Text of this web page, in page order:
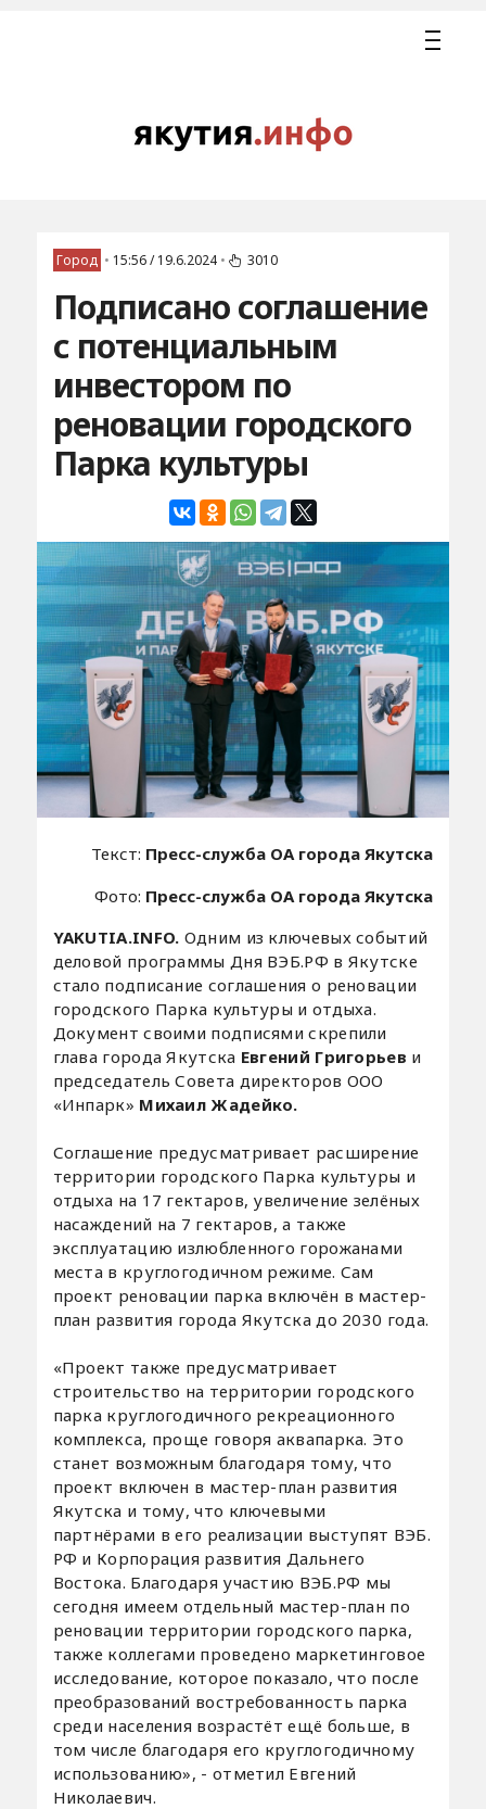
Город • 15:56 / 19.6.2024 • 3010
Подписано соглашение
с потенциальным
инвестором по
реновации городского
Парка культуры
Текст: Пресс-служба ОА города Якутска
Фото: Пресс-служба ОА города Якутска
YAKUTIA.INFO. Одним из ключевых событий
деловой программы Дня ВЭБ.РФ в Якутске
стало подписание соглашения о реновации
городского Парка культуры и отдыха.
Документ своими подписями скрепили
глава города Якутска Евгений Григорьев и
председатель Совета директоров ООО
«Инпарк» Михаил Жадейко.
Соглашение предусматривает расширение
территории городского Парка культуры и
отдыха на 17 гектаров, увеличение зелёных
насаждений на 7 гектаров, а также
эксплуатацию излюбленного горожанами
места в круглогодичном режиме. Сам
проект реновации парка включён в мастер-
план развития города Якутска до 2030 года.
«Проект также предусматривает
строительство на территории городского
парка круглогодичного рекреационного
комплекса, проще говоря аквапарка. Это
станет возможным благодаря тому, что
проект включен в мастер-план развития
Якутска и тому, что ключевыми
партнёрами в его реализации выступят ВЭБ.
РФ и Корпорация развития Дальнего
Востока. Благодаря участию ВЭБ.РФ мы
сегодня имеем отдельный мастер-план по
реновации территории городского парка,
также коллегами проведено маркетинговое
исследование, которое показало, что после
преобразований востребованность парка
среди населения возрастёт ещё больше, в
том числе благодаря его круглогодичному
использованию», - отметил Евгений
Николаевич.